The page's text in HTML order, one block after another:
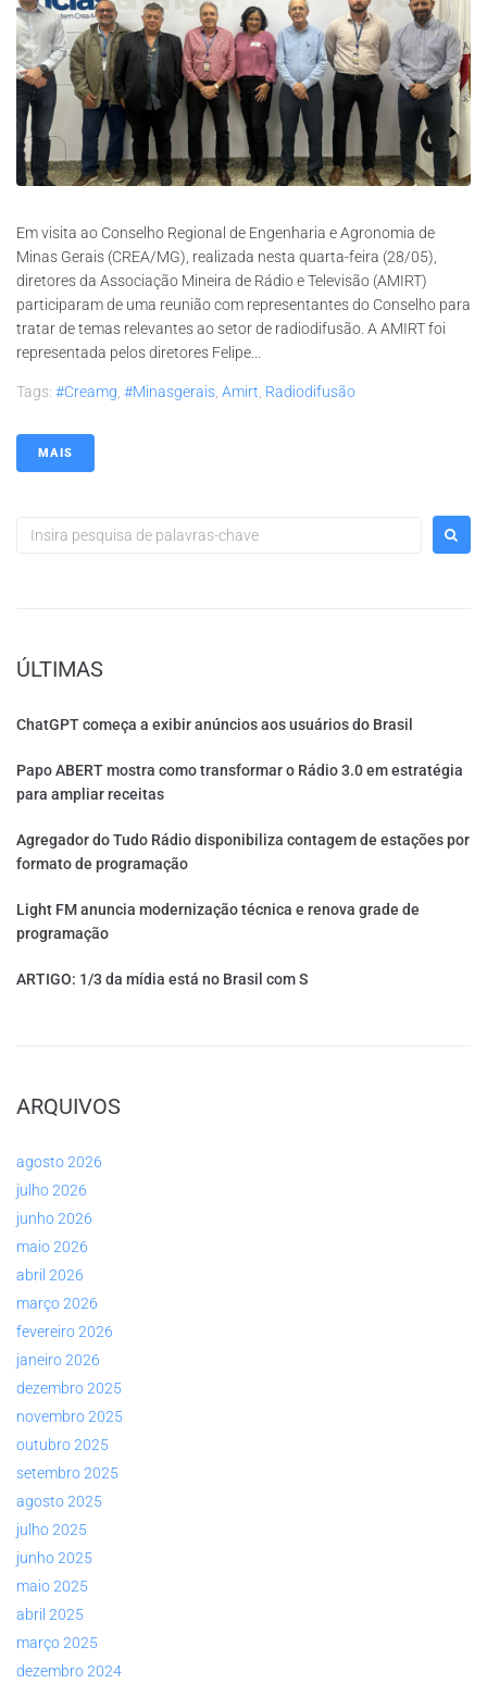
Em visita ao Conselho Regional de Engenharia e Agronomia de
Minas Gerais (CREA/MG), realizada nesta quarta-feira (28/05),
diretores da Associação Mineira de Rádio e Televisão (AMIRT)
participaram de uma reunião com representantes do Conselho para
tratar de temas relevantes ao setor de radiodifusão. A AMIRT foi
representada pelos diretores Felipe...
Tags: #creamg #minasgerais Amirt Radiodifusão
MAIS
ÚLTIMAS
ChatGPT começa a exibir anúncios aos usuários do Brasil
Papo ABERT mostra como transformar o Rádio 3.0 em estratégia
para ampliar receitas
Agregador do Tudo Rádio disponibiliza contagem de estações por
formato de programação
Light FM anuncia modernização técnica e renova grade de
programação
ARTIGO: 1/3 da mídia está no Brasil com S
ARQUIVOS
agosto 2026
julho 2026
junho 2026
maio 2026
abril 2026
março 2026
fevereiro 2026
janeiro 2026
dezembro 2025
novembro 2025
outubro 2025
setembro 2025
agosto 2025
julho 2025
junho 2025
maio 2025
abril 2025
março 2025
dezembro 2024